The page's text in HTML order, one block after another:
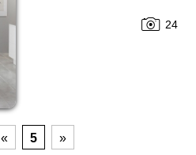
24
« 5 »